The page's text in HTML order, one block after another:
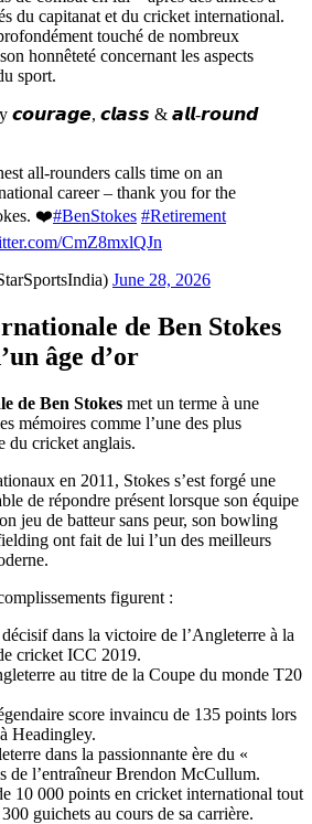
du capitanat et du cricket international.
touché de nombreux
honnêteté concernant les aspects
sport.
𝙘𝙤𝙪𝙧𝙖𝙜𝙚, 𝙘𝙡𝙖𝙨𝙨 & 𝙖𝙡𝙡-𝙧𝙤𝙪𝙣𝙙
all-rounders calls time on an
career – thank you for the
❤️#BenStokes #Retirement
CmZ8mxlQJn
June 28, 2026
de Ben Stokes
âge d’or
de Ben Stokes met un terme à une
mémoires comme l’une des plus
du cricket anglais.
en 2011, Stokes s’est forgé une
de répondre présent lorsque son équipe
jeu de batteur sans peur, son bowling
ont fait de lui l’un des meilleurs
figurent :
dans la victoire de l’Angleterre à la
cricket ICC 2019.
au titre de la Coupe du monde T20
score invaincu de 135 points lors
Headingley.
dans la passionnante ère du «
de l’entraîneur Brendon McCullum.
10 000 points en cricket international tout
guichets au cours de sa carrière.